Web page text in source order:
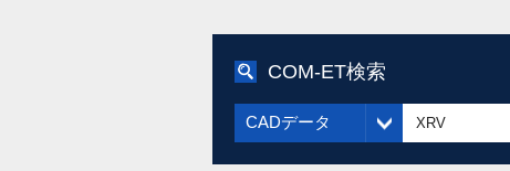
COM-ET検索
CADデータ